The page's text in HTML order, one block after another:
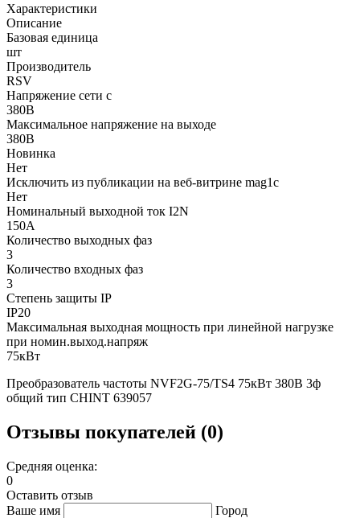
Характеристики
Описание
Базовая единица
шт
Производитель
RSV
Напряжение сети с
380В
Максимальное напряжение на выходе
380В
Новинка
Нет
Исключить из публикации на веб-витрине mag1c
Нет
Номинальный выходной ток I2N
150А
Количество выходных фаз
3
Количество входных фаз
3
Степень защиты IP
IP20
Максимальная выходная мощность при линейной нагрузке
при номин.выход.напряж
75кВт
Преобразователь частоты NVF2G-75/TS4 75кВт 380В 3ф
общий тип CHINT 639057
Отзывы покупателей (0)
Средняя оценка:
0
Оставить отзыв
Ваше имя
Город